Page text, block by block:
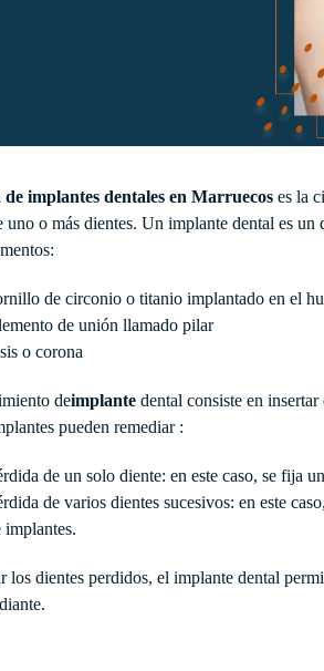
implantes dentales en Marruecoses la
uno o más dientes. Un implante dental es
de circonio o titanio implantado en el
de unión llamado pilar
o corona
deimplantedental consiste en
pueden remediar :
de un solo diente: en este caso, se fija
de varios dientes sucesivos: en este
implantes.
los dientes perdidos, el implante dental